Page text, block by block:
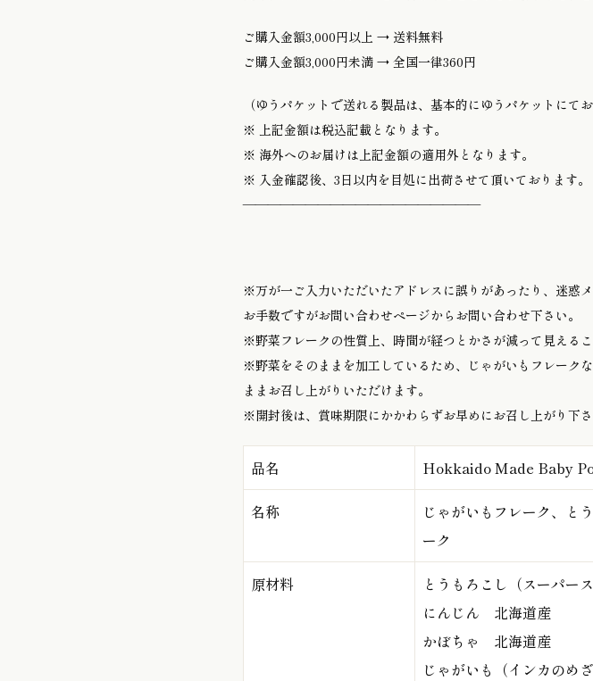
ご購入金額3,000円以上 → 送料無料
ご購入金額3,000円未満 → 全国一律360円
（ゆうパケットで送れる製品は、基本的にゆうパケットにて
※ 上記金額は税込記載となります。
※ 海外へのお届けは上記金額の適用外となります。
※ 入金確認後、3日以内を目処に出荷させて頂いております。
―――――――――――――――――――
※万が一ご入力いただいたアドレスに誤りがあったり、迷惑
お手数ですがお問い合わせページからお問い合わせ下さい。
※野菜フレークの性質上、時間が経つとかさが減って見える
※野菜をそのままを加工しているため、じゃがいもフレーク
ままお召し上がりいただけます。
※開封後は、賞味期限にかかわらずお早めにお召し上がり下さ
品名 Hokkaido Made Baby
名称
じゃがいもフレーク、と
ーク
原材料
とうもろこし（スーパ
にんじん 北海道産
かぼちゃ 北海道産
じゃがいも（インカのめ